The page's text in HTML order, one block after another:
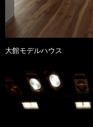
大館モデルハウス